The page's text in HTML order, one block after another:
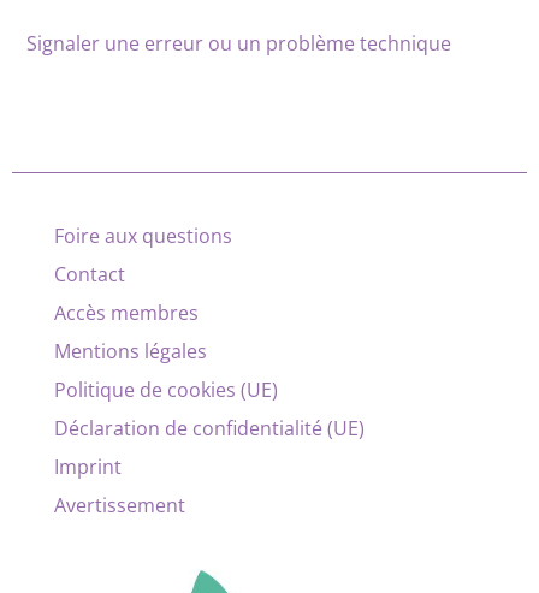
Signaler une erreur ou un problème technique
Foire aux questions
Contact
Accès membres
Mentions légales
Politique de cookies (UE)
Déclaration de confidentialité (UE)
Imprint
Avertissement